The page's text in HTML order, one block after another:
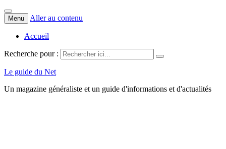
Menu Aller au contenu
Accueil
Recherche pour :
Le guide du Net
Un magazine généraliste et un guide d'informations et d'actualités